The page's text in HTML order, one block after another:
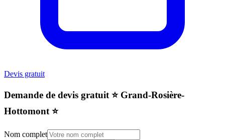
Devis gratuit
Demande de devis gratuit ⭐️ Grand-Rosière-
Hottomont ⭐️
Nom complet